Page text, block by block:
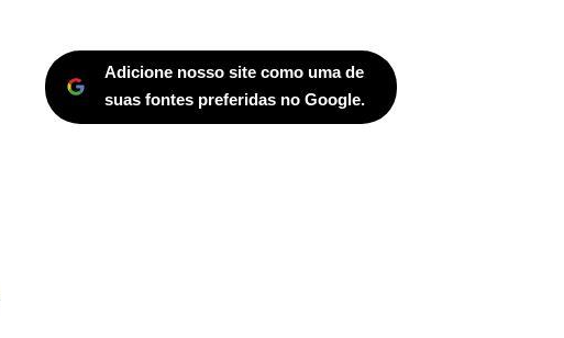
Adicione nosso site como uma de
suas fontes preferidas no Google.